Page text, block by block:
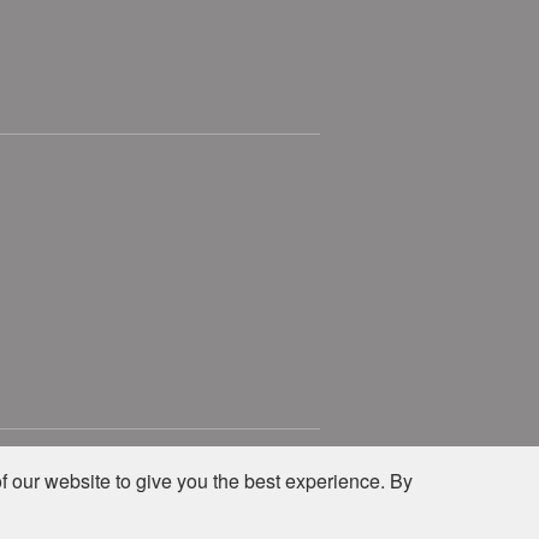
website to give you the best experience. By